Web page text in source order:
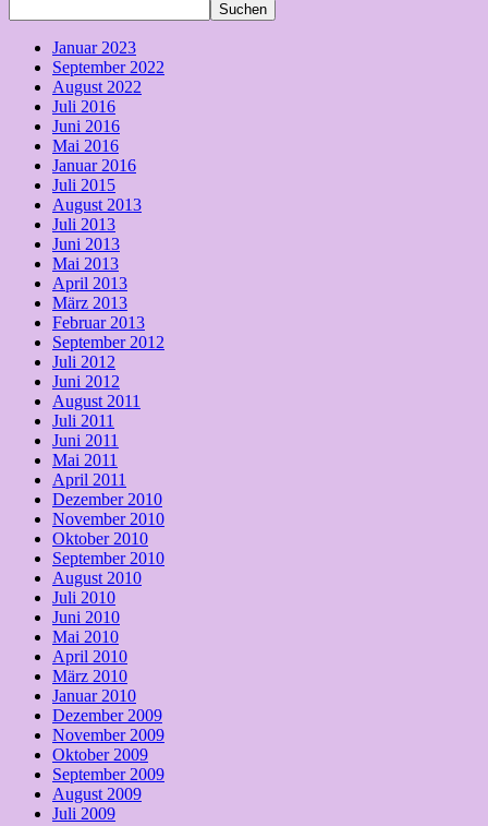
Suchen
Januar 2023
September 2022
August 2022
Juli 2016
Juni 2016
Mai 2016
Januar 2016
Juli 2015
August 2013
Juli 2013
Juni 2013
Mai 2013
April 2013
März 2013
Februar 2013
September 2012
Juli 2012
Juni 2012
August 2011
Juli 2011
Juni 2011
Mai 2011
April 2011
Dezember 2010
November 2010
Oktober 2010
September 2010
August 2010
Juli 2010
Juni 2010
Mai 2010
April 2010
März 2010
Januar 2010
Dezember 2009
November 2009
Oktober 2009
September 2009
August 2009
Juli 2009